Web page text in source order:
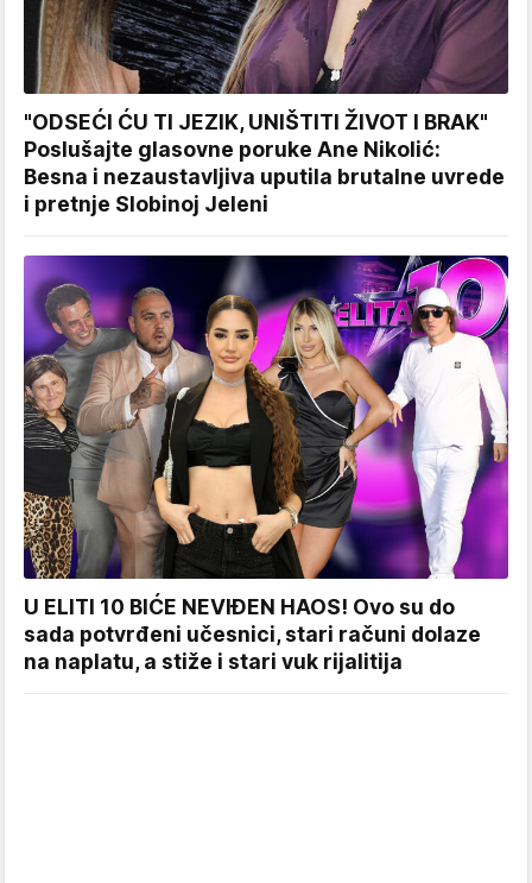
"ODSEĆI ĆU TI JEZIK, UNIŠTITI ŽIVOT I BRAK"
Poslušajte glasovne poruke Ane Nikolić:
Besna i nezaustavljiva uputila brutalne uvrede
i pretnje Slobinoj Jeleni
U ELITI 10 BIĆE NEVIĐEN HAOS! Ovo su do
sada potvrđeni učesnici, stari računi dolaze
na naplatu, a stiže i stari vuk rijalitija